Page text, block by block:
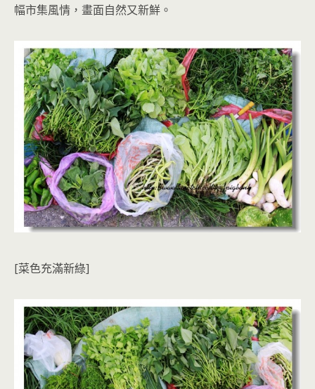
幅市集風情，畫面自然又新鮮。
[菜色充滿新綠]